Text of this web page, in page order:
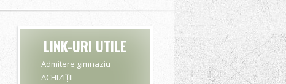
LINK-URI UTILE
Admitere gimnaziu
ACHIZIȚII